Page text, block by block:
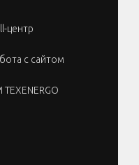
центр
с сайтом
TEXENERGO